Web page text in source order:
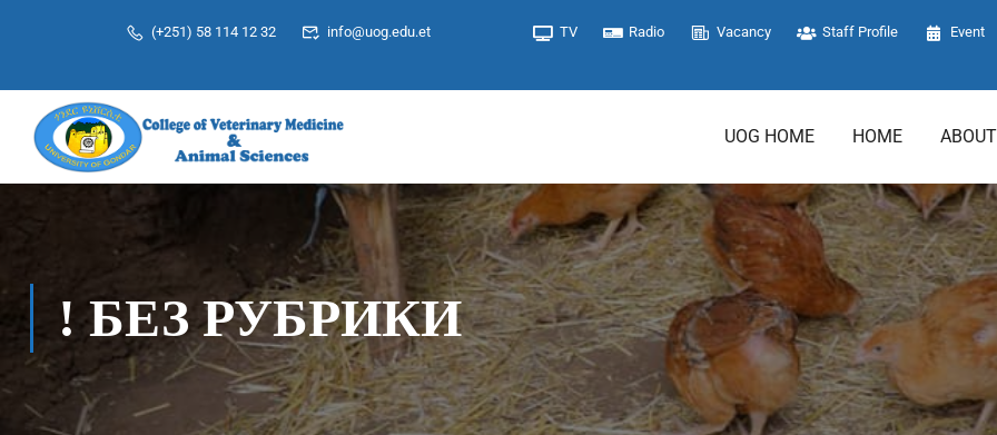
(+251) 58 114 12 32 info@uog.edu.et TV Radio Vacancy Staff Profile Event
UOG HOME HOME
! БЕЗ РУБРИКИ